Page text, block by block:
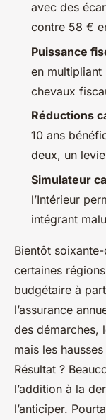
avec des
contre 58 €
Puissance
en
chevaux
Réductions
10 ans
deux, un
Simulateur
l’Intérieur
intégrant
Bientôt
certaines
budgétaire à
l’assurance
des démarches,
mais les
Résultat ?
l’addition à la
l’anticiper.